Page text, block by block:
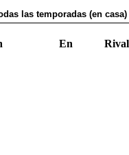
las temporadas (en casa)
En Rival